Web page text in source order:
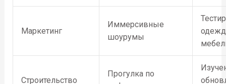
Маркетинг
Иммерсивные
шоурумы
Строительство
Прогулка по